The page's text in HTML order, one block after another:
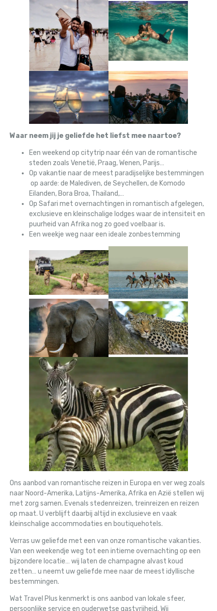
Waar neem jij je geliefde het liefst mee naartoe?
Een weekend op citytrip naar één van de romantische
steden zoals Venetië, Praag, Wenen, Parijs…
Op vakantie naar de meest paradijselijke bestemmingen
op aarde: de Malediven, de Seychellen, de Komodo
Eilanden, Bora Broa, Thailand,…
Op Safari met overnachtingen in romantisch afgelegen,
exclusieve en kleinschalige lodges waar de intensiteit en
puurheid van Afrika nog zo goed voelbaar is.
Een weekje weg naar een ideale zonbestemming
Ons aanbod van romantische reizen in Europa en ver weg zoals
naar Noord-Amerika, Latijns-Amerika, Afrika en Azië stellen wij
met zorg samen. Evenals stedenreizen, treinreizen en reizen
op maat. U verblijft daarbij altijd in exclusieve en vaak
kleinschalige accommodaties en boutiquehotels.
Verras uw geliefde met een van onze romantische vakanties.
Van een weekendje weg tot een intieme overnachting op een
bijzondere locatie… wij laten de champagne alvast koud
zetten… u neemt uw geliefde mee naar de meest idyllische
bestemmingen.
Wat Travel Plus kenmerkt is ons aanbod van lokale sfeer,
persoonlijke service en ouderwetse gastvrijheid. Wij